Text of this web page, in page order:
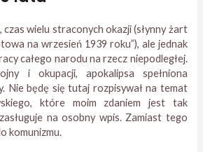
wielu straconych okazji (słynny żart
na wrzesień 1939 roku”), ale jednak
całego narodu na rzecz niepodległej.
i okupacji, apokalipsa spełniona
Nie będę się tutaj rozpisywał na temat
które moim zdaniem jest tak
na osobny wpis. Zamiast tego
komunizmu.